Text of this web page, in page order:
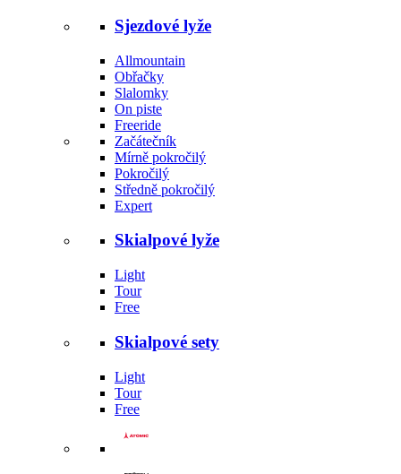
Sjezdové lyže
Allmountain
Obřačky
Slalomky
On piste
Freeride
Začátečník
Mírně pokročilý
Pokročilý
Středně pokročilý
Expert
Skialpové lyže
Light
Tour
Free
Skialpové sety
Light
Tour
Free